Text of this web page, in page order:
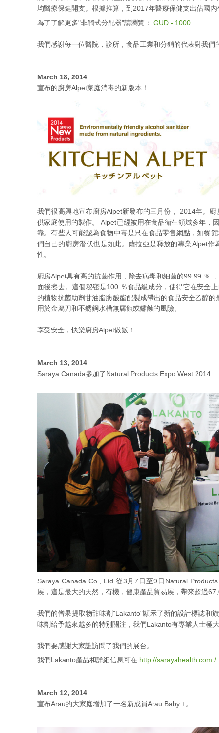
均醫療保健開支。根據推算，到2017年醫療保健支出佔國
為了了解更多"非觸式分配器"請瀏覽： GUD - 1000
我們感謝每一位醫院，診所，食品工業和分銷的代表對我們
March 18, 2014
宣布的廚房Alpet家庭消毒的新版本！
我們很高興地宣布廚房Alpet新發布的三月份， 2014年。
供家庭使用的製作。 Alpet已經被用在食品衛生領域多年，
靠。有些人可能認為食物中毒是只在食品零售網點，如餐
們自己的廚房潛伏也是如此。薩拉亞是釋放的專業Alpet
性。
廚房Alpet具有高的抗菌作用，除去病毒和細菌的99.99 ％
面後擦去。這個秘密是100 ％食品級成分，使得它在安全
的植物抗菌助劑甘油脂肪酸酯配製成帶出的食品安全乙醇
用於金屬刀和不銹鋼水槽無腐蝕或鏽蝕的風險。
享受安全，快樂廚房Alpet做飯！
March 13, 2014
Saraya Canada參加了Natural Products Expo West 2014
Saraya Canada Co., Ltd.從3月7日至9日Natural
展，這是最大的天然，有機，健康產品貿易展，帶來超過
我們的僧果提取物甜味劑"Lakanto"顯示了新的設計標誌和
味劑給予越來越多的特別關注，我們Lakanto有專業人士極
我們要感謝大家誰訪問了我們的展台。
我們Lakanto產品和詳細信息可在 http://sarayahealth.com./
March 12, 2014
宣布Arau的大家庭增加了一名新成員Arau Baby +。